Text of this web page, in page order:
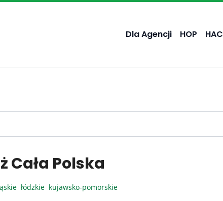
Dla Agencji HOP HAC
Cała Polska
łódzkie kujawsko-pomorskie